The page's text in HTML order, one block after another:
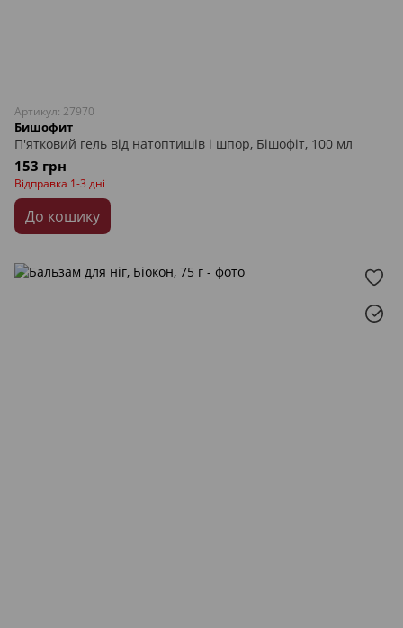
Артикул: 27970
Бишофит
П'ятковий гель від натоптишів і шпор, Бішофіт, 100 мл
153 грн
Відправка 1-3 дні
До кошику